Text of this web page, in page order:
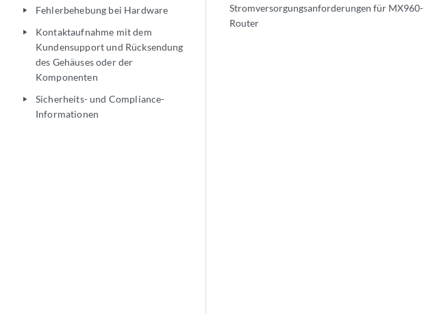
play_arrow Fehlerbehebung bei Hardware
play_arrow
Kontaktaufnahme mit dem
Kundensupport und Rücksendung
des Gehäuses oder der
Komponenten
play_arrow
Sicherheits- und Compliance-
Informationen
Stromversorgungsanforderungen für MX960-
Router